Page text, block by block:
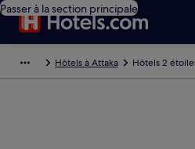
Passer à la section principale
Hôtels à Attaka Hôtels 2